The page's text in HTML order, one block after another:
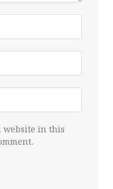
website in this